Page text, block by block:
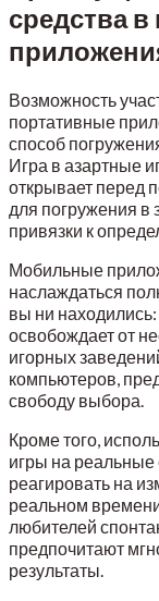
средства
Возможность
портативные
способ
Игра в азартные
открывает перед
для погружения в
привязки к
Мобильные
наслаждаться
вы ни находились:
освобождает от
игорных
компьютеров,
свободу выбора.
Кроме того,
игры на реальные
реагировать на
реальном
любителей
предпочитают
результаты.